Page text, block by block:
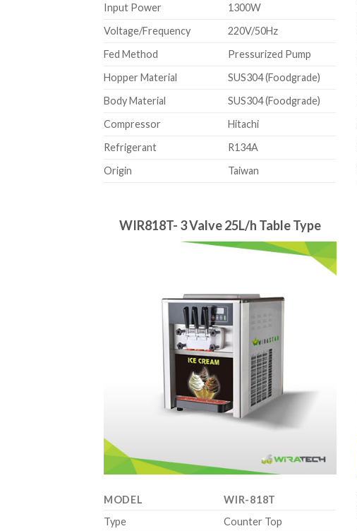
Input Power
1300W
Voltage/Frequency
220V/50Hz
Fed Method
Pressurized Pump
Hopper Material
SUS304 (Foodgrade)
Body Material
SUS304 (Foodgrade)
Compressor
Hitachi
Refrigerant
R134A
Origin
Taiwan
WIR818T- 3 Valve 25L/h Table Type
MODEL
WIR-818T
Type
Counter Top